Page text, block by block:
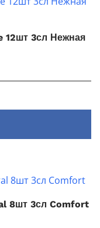
12шт 3сл Нежная
8шт 3сл Comfort